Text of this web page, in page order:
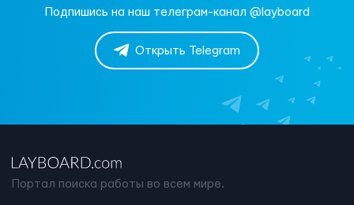
Подпишись на наш телеграм-канал @layboard
Открыть Telegram
Портал поиска работы во всем мире.